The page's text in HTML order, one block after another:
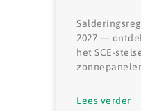
2027 —
het SCE-
Lees verder